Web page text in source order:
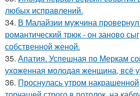
любых исправлений.
34. В Малайзии мужчина
романтический трюк - он заново
собственной женой.
35. Апатия. Успешная по Меркам
ухоженная молодая женщина, всё
36. Проснулась утром